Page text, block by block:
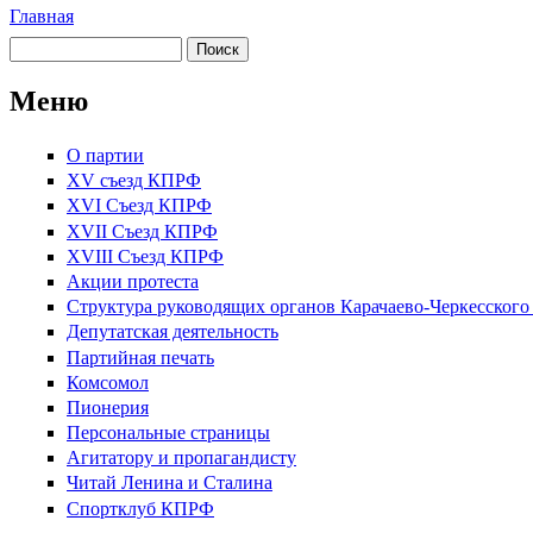
Вы здесь
Главная
Меню
О партии
XV съезд КПРФ
XVI Съезд КПРФ
XVII Cъезд КПРФ
XVIII Cъезд КПРФ
Акции протеста
Структура руководящих органов Карачаево-
Депутатская деятельность
Партийная печать
Комсомол
Пионерия
Персональные страницы
Агитатору и пропагандисту
Читай Ленина и Сталина
Спортклуб КПРФ